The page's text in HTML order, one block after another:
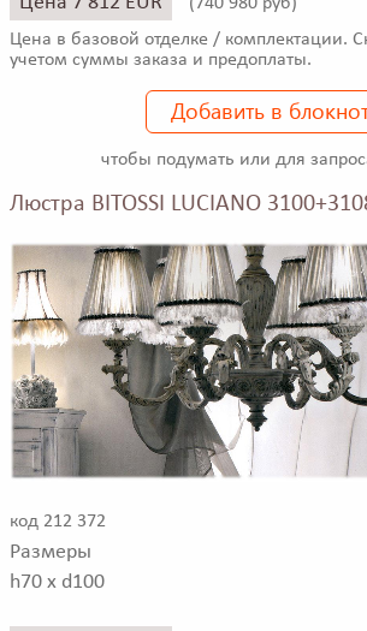
(740 980 руб)
Цена в базовой отделке / комплектации.
учетом суммы заказа и предоплаты.
Добавить в
чтобы подумать или для
Люстра BITOSSI LUCIANO
код 212 372
Размеры
h70 x d100